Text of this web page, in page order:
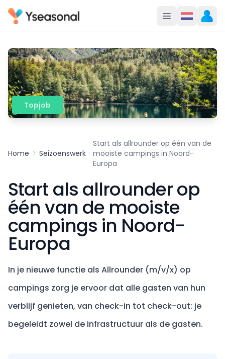
Topjob
Home Seizoenswerk
Start als allrounder op één van de
mooiste campings in Noord-
Europa
Start als allrounder op
één van de mooiste
campings in Noord-
Europa
In je nieuwe functie als Allrounder (m/v/x) op
campings zorg je ervoor dat alle gasten van hun
verblijf genieten, van check-in tot check-out: je
begeleidt zowel de infrastructuur als de gasten.